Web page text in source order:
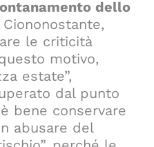
dello
Ciononostante,
le criticità
motivo,
estate”,
dal punto
bene conservare
abusare del